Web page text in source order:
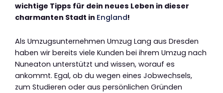
wichtige Tipps für dein neues Leben in dieser
charmanten Stadt in England!
Als Umzugsunternehmen Umzug Lang aus Dresden
haben wir bereits viele Kunden bei ihrem Umzug nach
Nuneaton unterstützt und wissen, worauf es
ankommt. Egal, ob du wegen eines Jobwechsels,
zum Studieren oder aus persönlichen Gründen